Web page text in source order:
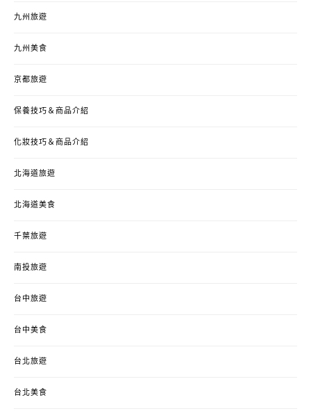
九州旅遊
九州美食
京都旅遊
保養技巧＆商品介紹
化妝技巧＆商品介紹
北海道旅遊
北海道美食
千葉旅遊
南投旅遊
台中旅遊
台中美食
台北旅遊
台北美食